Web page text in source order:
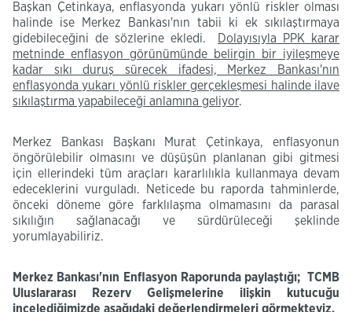
Başkan Çetinkaya, enflasyonda yukarı yönlü riskler olması
halinde ise Merkez Bankası'nın tabii ki ek sıkılaştırmaya
gidebileceğini de sözlerine ekledi.
Dolayısıyla PPK karar
metninde enflasyon görünümünde belirgin bir iyileşmeye
kadar sıkı duruş sürecek ifadesi, Merkez Bankası'nın
enflasyonda yukarı yönlü riskler gerçekleşmesi halinde ilave
sıkılaştırma yapabileceği anlamına geliyor.
Merkez Bankası Başkanı Murat Çetinkaya, enflasyonun
öngörülebilir olmasını ve düşüşün planlanan gibi gitmesi
için ellerindeki tüm araçları kararlılıkla kullanmaya devam
edeceklerini vurguladı. Neticede bu raporda tahminlerde,
önceki döneme göre farklılaşma olmamasını da parasal
sıkılığın sağlanacağı ve sürdürüleceği şeklinde
yorumlayabiliriz.​
Merkez Bankası'nın Enflasyon Raporunda paylaştığı; TCMB
Uluslararası Rezerv Gelişmelerine ilişkin kutucuğu
incelediğimizde aşağıdaki değerlendirmeleri görmekteyiz.